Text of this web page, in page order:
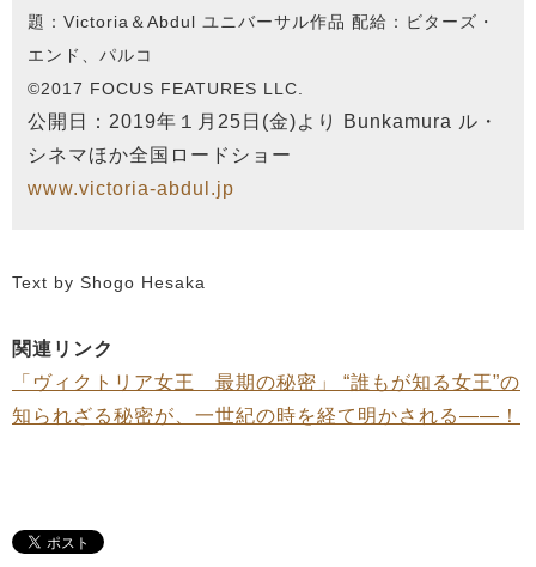
題：Victoria＆Abdul ユニバーサル作品 配給：ビターズ・
エンド、パルコ
©2017 FOCUS FEATURES LLC.
公開日：2019年１月25日(金)より Bunkamura ル・
シネマほか全国ロードショー
www.victoria-abdul.jp
Text by Shogo Hesaka
関連リンク
「ヴィクトリア女王 最期の秘密」 “誰もが知る女王”の
知られざる秘密が、一世紀の時を経て明かされる――！